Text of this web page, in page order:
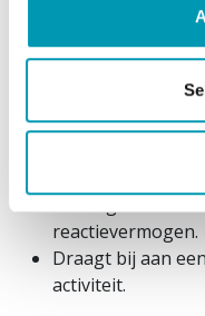
Geeft meer
prestatie en is
is een
celbescherming.
biedt tijdens
Draagt bij aan
reactievermogen.
Draagt bij aan
activiteit.